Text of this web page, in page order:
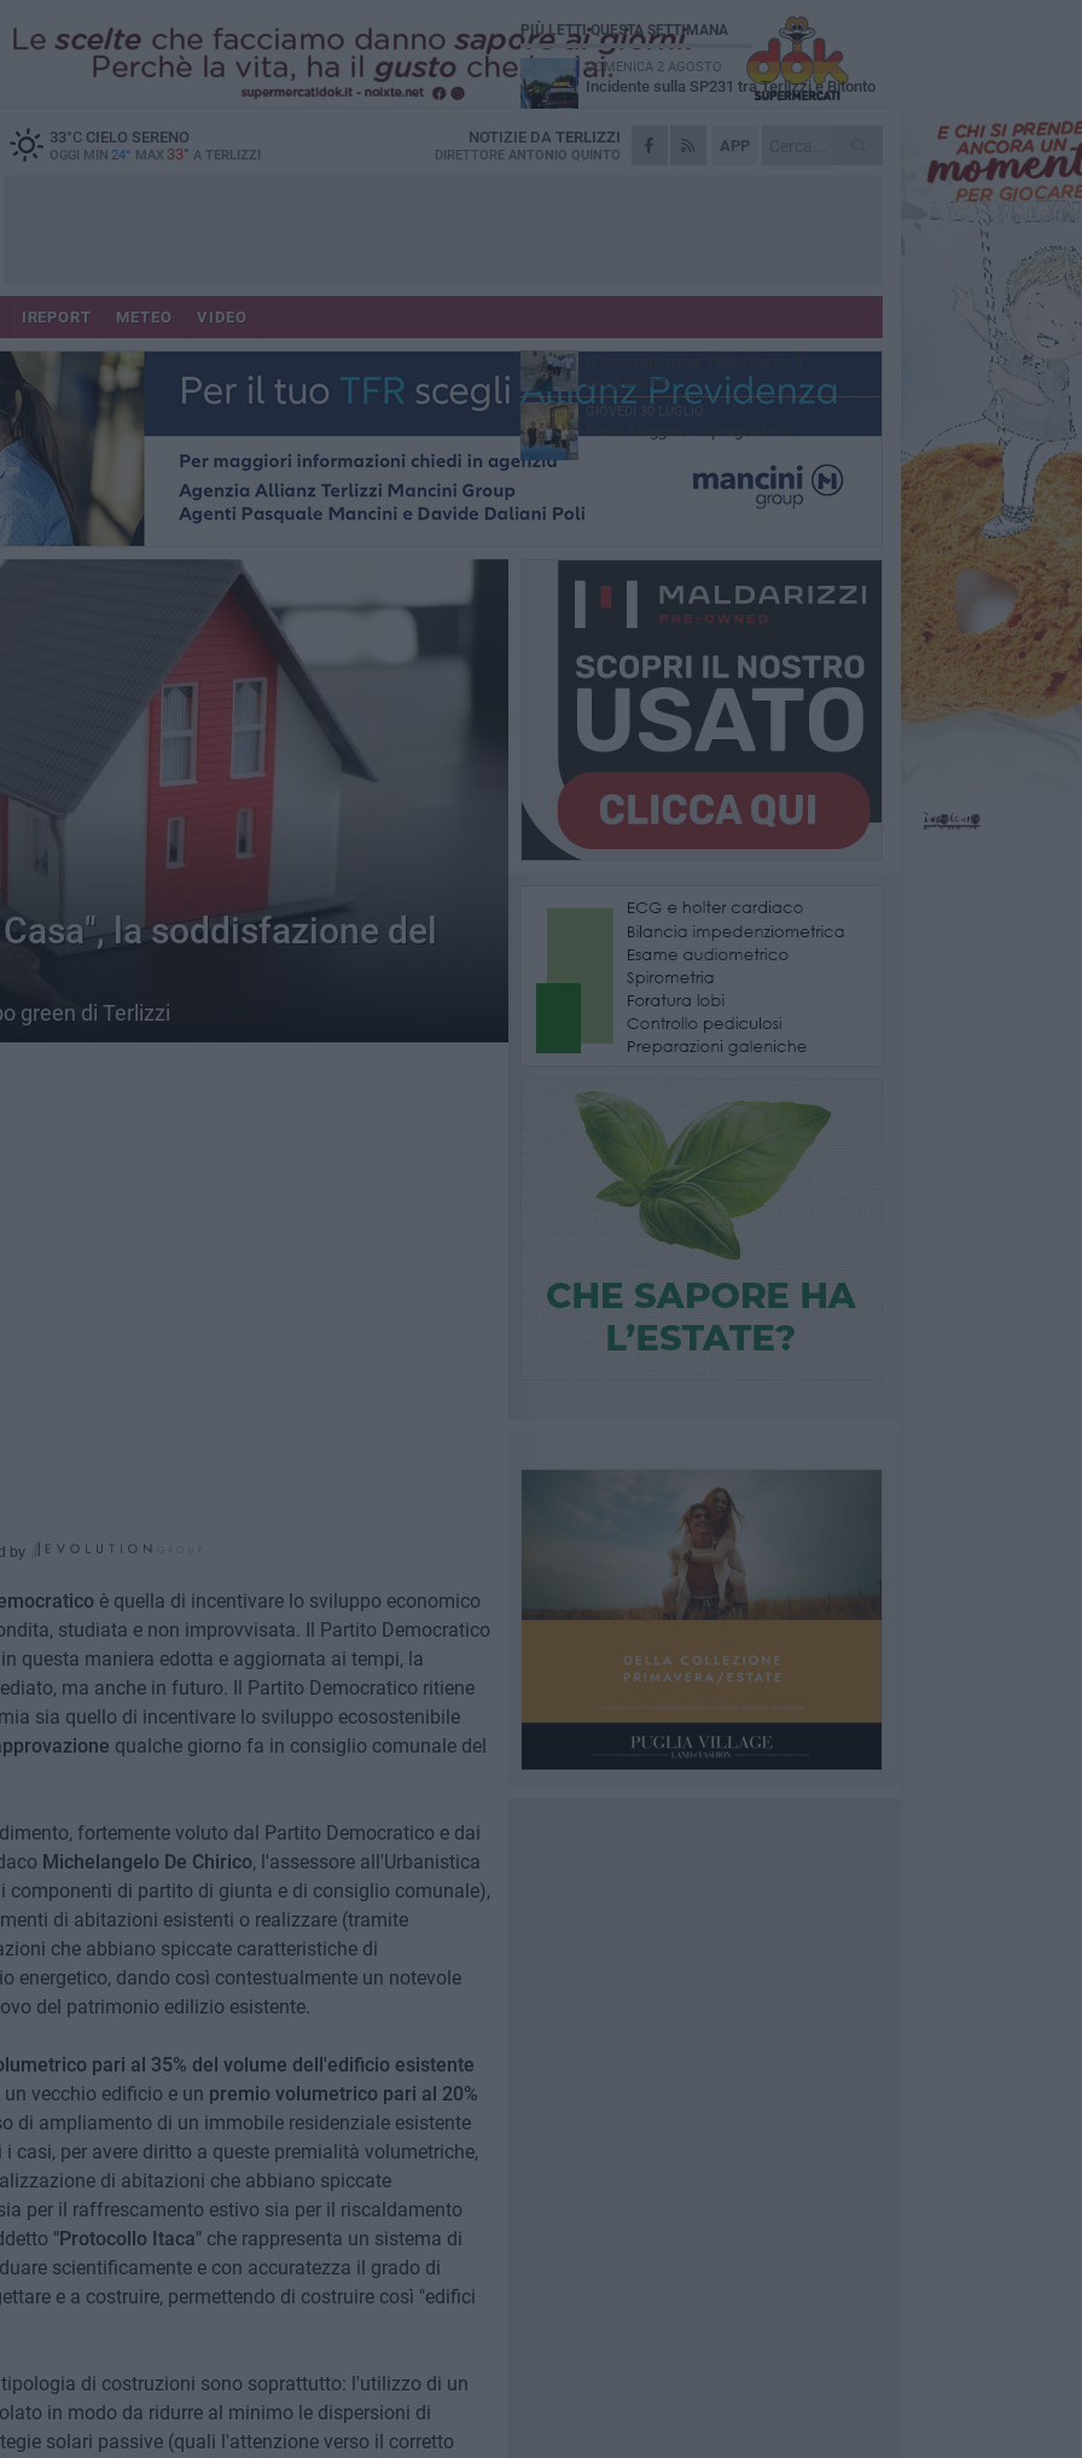
33°CCIELO SERENO
OGGI MIN 24° MAX 33° A TERLIZZI
APP
NOTIZIE DA TERLIZZI
DIRETTORE ANTONIO QUINTO
IREPORT METEO VIDEO
la soddisfazione del
green di Terlizzi
by
è quella di incentivare lo sviluppo economico
studiata e non improvvisata. Il Partito Democratico
questa maniera edotta e aggiornata ai tempi, la
ma anche in futuro. Il Partito Democratico ritiene
sia quello di incentivare lo sviluppo ecosostenibile
qualche giorno fa in consiglio comunale del
fortemente voluto dal Partito Democratico e dai
Michelangelo De Chirico, l'assessore all'Urbanistica
componenti di partito di giunta e di consiglio comunale),
di abitazioni esistenti o realizzare (tramite
che abbiano spiccate caratteristiche di
energetico, dando così contestualmente un notevole
del patrimonio edilizio esistente.
pari al 35% del volume dell'edificio esistente
vecchio edificio e un premio volumetrico pari al 20%
di ampliamento di un immobile residenziale esistente
casi, per avere diritto a queste premialità volumetriche,
di abitazioni che abbiano spiccate
per il raffrescamento estivo sia per il riscaldamento
"Protocollo Itaca"che rappresenta un sistema di
scientificamente e con accuratezza il grado di
e a costruire, permettendo di costruire così "edifici
di costruzioni sono soprattutto: l'utilizzo di un
in modo da ridurre al minimo le dispersioni di
solari passive (quali l'attenzione verso il corretto
PIÙ LETTI QUESTA SETTIMANA
DOMENICA 2 AGOSTO
Incidente sulla SP231 tra Terlizzi e Bitonto
LUNEDÌ 3 AGOSTO
Gatto senza vita sul marciapiede: macabro
I timonieri incontrano i più piccoli: la
SABATO 1 AGOSTO
programma
GIOVEDÌ 30 LUGLIO